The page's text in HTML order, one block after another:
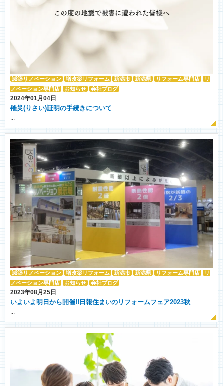
減築リノベーション 増改築リフォーム 新潟市 新潟県 リフォーム専門店
リ
ノベーション専門店
お知らせ 会社ブログ
2024年01月04日
罹災(りさい)証明の手続きについて
...
減築リノベーション 増改築リフォーム 新潟市 新潟県 リフォーム専門店
リ
ノベーション専門店
お知らせ 会社ブログ
2023年08月25日
いよいよ明日から開催!!日報住まいのリフォームフェア2023秋
...